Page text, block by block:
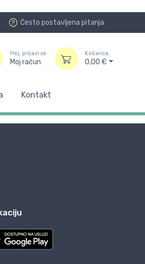
Često postavljena pitanja
Hej, prijavi se
Moj račun
Košarica
0,00 €
Kontakt